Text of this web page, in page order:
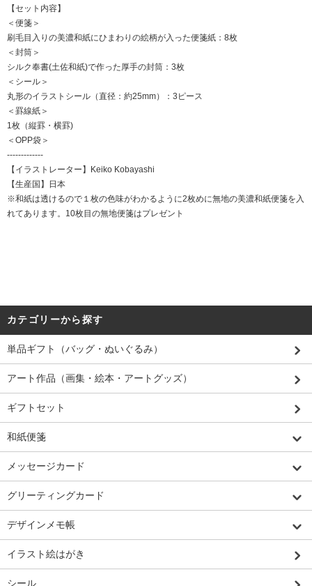
【セット内容】
＜便箋＞
刷毛目入りの美濃和紙にひまわりの絵柄が入った便箋紙：8枚
＜封筒＞
シルク奉書(土佐和紙)で作った厚手の封筒：3枚
＜シール＞
丸形のイラストシール（直径：約25mm）：3ピース
＜罫線紙＞
1枚（縦罫・横罫)
＜OPP袋＞
-------------
【イラストレーター】Keiko Kobayashi
【生産国】日本
※和紙は透けるので１枚の色味がわかるように2枚めに無地の美濃和紙便箋を入
れてあります。10枚目の無地便箋はプレゼント
カテゴリーから探す
単品ギフト（バッグ・ぬいぐるみ）
アート作品（画集・絵本・アートグッズ）
ギフトセット
和紙便箋
メッセージカード
グリーティングカード
デザインメモ帳
イラスト絵はがき
シール